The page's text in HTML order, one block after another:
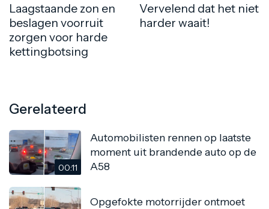
Laagstaande zon en
beslagen voorruit
zorgen voor harde
kettingbotsing
Vervelend dat het niet
harder waait!
Gerelateerd
00:11
Automobilisten rennen op laatste
moment uit brandende auto op de
A58
Opgefokte motorrijder ontmoet